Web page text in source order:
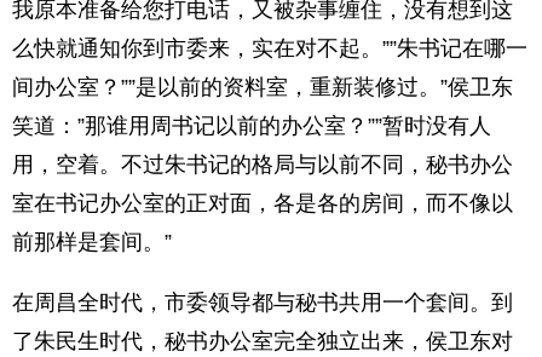
我原本准备给您打电话，又被杂事缠住，没有想到这
么快就通知你到市委来，实在对不起。””朱书记在哪一
间办公室？””是以前的资料室，重新装修过。”侯卫东
笑道：”那谁用周书记以前的办公室？””暂时没有人
用，空着。不过朱书记的格局与以前不同，秘书办公
室在书记办公室的正对面，各是各的房间，而不像以
前那样是套间。”
在周昌全时代，市委领导都与秘书共用一个套间。到
了朱民生时代，秘书办公室完全独立出来，侯卫东对